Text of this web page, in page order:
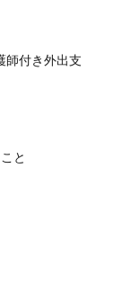
師付き外出支
と